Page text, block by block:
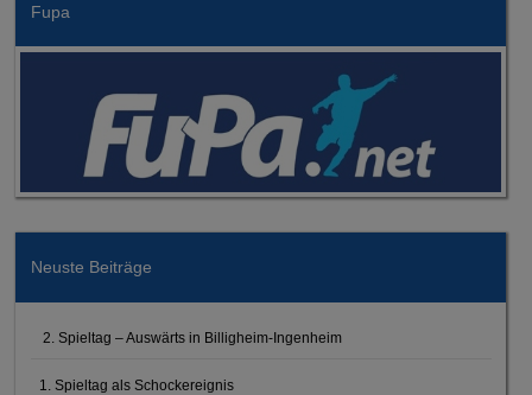
Fupa
Neuste Beiträge
2. Spieltag – Auswärts in Billigheim-Ingenheim
1. Spieltag als Schockereignis